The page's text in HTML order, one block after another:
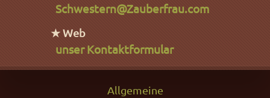
Schwestern@Zauberfrau.com
★ Web
unser Kontaktformular
Allgemeine